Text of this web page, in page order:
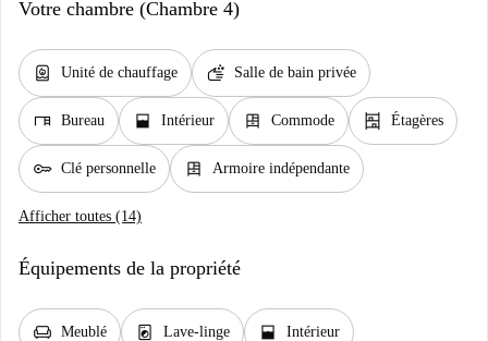
Votre chambre (Chambre 4)
water_heater Unité de chauffage soap Salle de bain privée
desk Bureau window_open Intérieur dresser Commode shelves Étagères
key Clé personnelle dresser Armoire indépendante
Afficher toutes (14)
Équipements de la propriété
chair Meublé local_laundry_service Lave-linge window_open Intérieur